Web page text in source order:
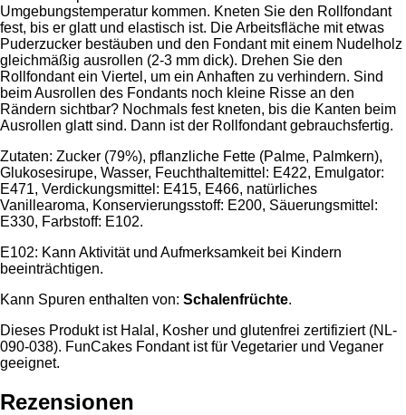
Umgebungstemperatur kommen. Kneten Sie den Rollfondant
fest, bis er glatt und elastisch ist. Die Arbeitsfläche mit etwas
Puderzucker bestäuben und den Fondant mit einem Nudelholz
gleichmäßig ausrollen (2-3 mm dick). Drehen Sie den
Rollfondant ein Viertel, um ein Anhaften zu verhindern. Sind
beim Ausrollen des Fondants noch kleine Risse an den
Rändern sichtbar? Nochmals fest kneten, bis die Kanten beim
Ausrollen glatt sind. Dann ist der Rollfondant gebrauchsfertig.
Zutaten: Zucker (79%), pflanzliche Fette (Palme, Palmkern),
Glukosesirupe, Wasser, Feuchthaltemittel: E422, Emulgator:
E471, Verdickungsmittel: E415, E466, natürliches
Vanillearoma, Konservierungsstoff: E200, Säuerungsmittel:
E330, Farbstoff: E102.
E102: Kann Aktivität und Aufmerksamkeit bei Kindern
beeinträchtigen.
Kann Spuren enthalten von: Schalenfrüchte.
Dieses Produkt ist Halal, Kosher und glutenfrei zertifiziert (NL-
090-038). FunCakes Fondant ist für Vegetarier und Veganer
geeignet.
Rezensionen